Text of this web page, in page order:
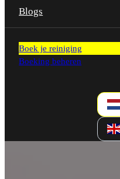
Blogs
Boek je reiniging
Boeking beheren